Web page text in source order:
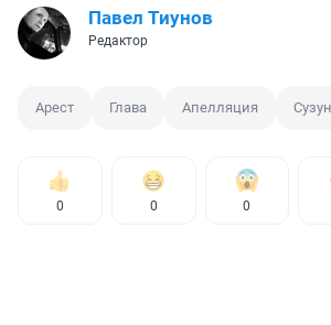
Павел Тиунов
Редактор
Арест Глава Апелляция
0 0 0